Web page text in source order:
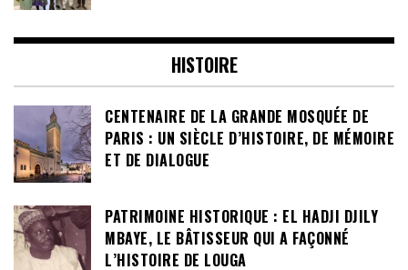
HISTOIRE
CENTENAIRE DE LA GRANDE MOSQUÉE DE
PARIS : UN SIÈCLE D’HISTOIRE, DE MÉMOIRE
ET DE DIALOGUE
PATRIMOINE HISTORIQUE : EL HADJI DJILY
MBAYE, LE BÂTISSEUR QUI A FAÇONNÉ
L’HISTOIRE DE LOUGA